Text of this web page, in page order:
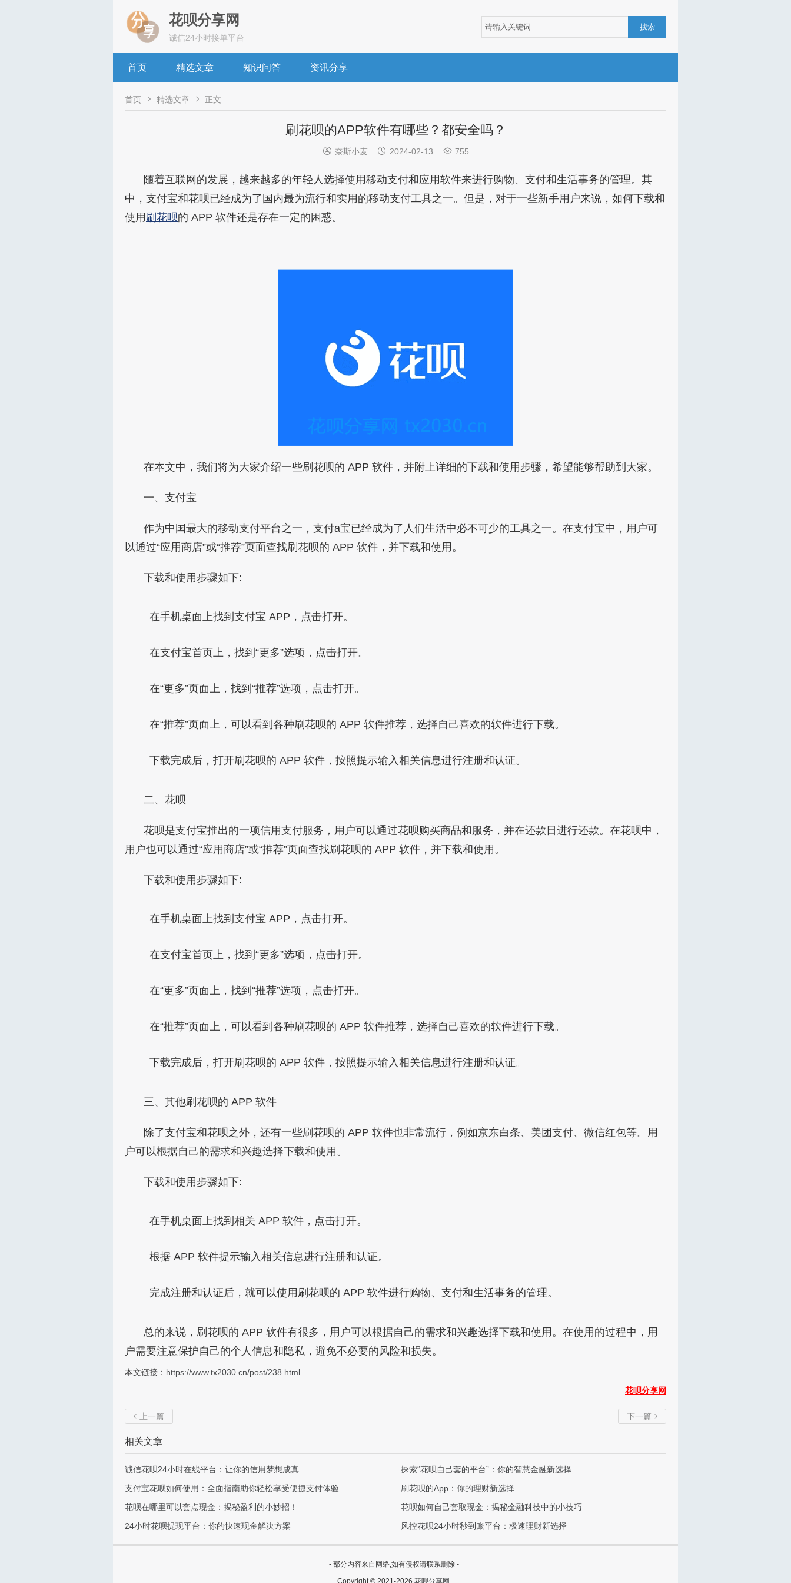
搜索
花呗分享网
诚信24小时接单平台
首页 精选文章 知识问答 资讯分享
首页  精选文章  正文
刷花呗的APP软件有哪些？都安全吗？
 奈斯小麦  2024-02-13  755
随着互联网的发展，越来越多的年轻人选择使用移动支付和应用软件来进行购物、支付和生活事务的管理。其
中，支付宝和花呗已经成为了国内最为流行和实用的移动支付工具之一。但是，对于一些新手用户来说，如何下载和
使用 刷花呗的 APP 软件还是存在一定的困惑。
在本文中，我们将为大家介绍一些刷花呗的 APP 软件，并附上详细的下载和使用步骤，希望能够帮助到大家。
一、支付宝
作为中国最大的移动支付平台之一，支付a宝已经成为了人们生活中必不可少的工具之一。在支付宝中，用户可
以通过“应用商店”或“推荐”页面查找刷花呗的 APP 软件，并下载和使用。
下载和使用步骤如下:
在手机桌面上找到支付宝 APP，点击打开。
在支付宝首页上，找到“更多”选项，点击打开。
在“更多”页面上，找到“推荐”选项，点击打开。
在“推荐”页面上，可以看到各种刷花呗的 APP 软件推荐，选择自己喜欢的软件进行下载。
下载完成后，打开刷花呗的 APP 软件，按照提示输入相关信息进行注册和认证。
二、花呗
花呗是支付宝推出的一项信用支付服务，用户可以通过花呗购买商品和服务，并在还款日进行还款。在花呗中，
用户也可以通过“应用商店”或“推荐”页面查找刷花呗的 APP 软件，并下载和使用。
下载和使用步骤如下:
在手机桌面上找到支付宝 APP，点击打开。
在支付宝首页上，找到“更多”选项，点击打开。
在“更多”页面上，找到“推荐”选项，点击打开。
在“推荐”页面上，可以看到各种刷花呗的 APP 软件推荐，选择自己喜欢的软件进行下载。
下载完成后，打开刷花呗的 APP 软件，按照提示输入相关信息进行注册和认证。
三、其他刷花呗的 APP 软件
除了支付宝和花呗之外，还有一些刷花呗的 APP 软件也非常流行，例如京东白条、美团支付、微信红包等。用
户可以根据自己的需求和兴趣选择下载和使用。
下载和使用步骤如下:
在手机桌面上找到相关 APP 软件，点击打开。
根据 APP 软件提示输入相关信息进行注册和认证。
完成注册和认证后，就可以使用刷花呗的 APP 软件进行购物、支付和生活事务的管理。
总的来说，刷花呗的 APP 软件有很多，用户可以根据自己的需求和兴趣选择下载和使用。在使用的过程中，用
户需要注意保护自己的个人信息和隐私，避免不必要的风险和损失。
本文链接： https://www.tx2030.cn/post/238.html
花呗分享网
 上一篇 下一篇 
相关文章
诚信花呗24小时在线平台：让你的信用梦想成真
探索“花呗自己套的平台”：你的智慧金融新选择
支付宝花呗如何使用：全面指南助你轻松享受便捷支付体验
刷花呗的App：你的理财新选择
花呗在哪里可以套点现金：揭秘盈利的小妙招！
花呗如何自己套取现金：揭秘金融科技中的小技巧
24小时花呗提现平台：你的快速现金解决方案
风控花呗24小时秒到账平台：极速理财新选择
- 部分内容来自网络,如有侵权请联系删除 -
Copyright © 2021-2026 花呗分享网